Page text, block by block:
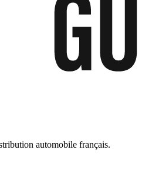
automobile français.